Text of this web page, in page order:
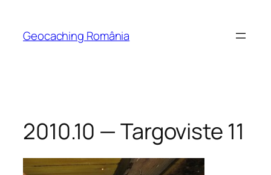
content
Geocaching România
2010.10 — Targoviste 11